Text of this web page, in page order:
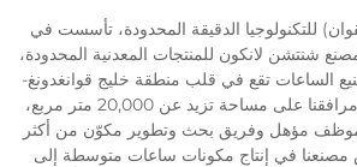
للتكنولوجيا الدقيقة المحدودة، تأسست في
في مصنع شنتشن لانكون للمنتجات المعدنية المحدودة،
الساعات تقع في قلب منطقة خليج قوانغدونغ-
هونغ كونغ-ماكاو. وتمتد مرافقنا على مساحة تزيد عن 20,000 متر مربع،
أكثر من 500 موظف مؤهل وفريق بحث وتطوير مكوّن من أكثر
مصنعنا في إنتاج مكونات ساعات متوسطة إلى